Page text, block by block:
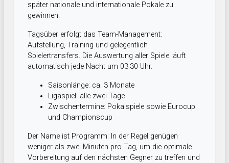
später nationale und internationale Pokale zu
gewinnen.
Tagsüber erfolgt das Team-Management:
Aufstellung, Training und gelegentlich
Spielertransfers. Die Auswertung aller Spiele läuft
automatisch jede Nacht um 03:30 Uhr.
Saisonlänge: ca. 3 Monate
Ligaspiel: alle zwei Tage
Zwischentermine: Pokalspiele sowie Eurocup
und Championscup
Der Name ist Programm: In der Regel genügen
weniger als zwei Minuten pro Tag, um die optimale
Vorbereitung auf den nächsten Gegner zu treffen und